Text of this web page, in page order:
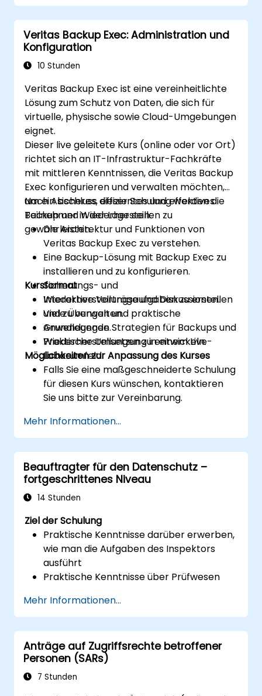
Veritas Backup Exec: Administration und
Konfiguration
10 Stunden
Veritas Backup Exec ist eine vereinheitlichte
Lösung zum Schutz von Daten, die sich für
virtuelle, physische sowie Cloud-Umgebungen
eignet.
Dieser live geleitete Kurs (online oder vor Ort)
richtet sich an IT-Infrastruktur-Fachkräfte
mit mittleren Kenntnissen, die Veritas Backup
Exec konfigurieren und verwalten möchten,
um ein sicheres, effizientes und effektives
Backup und Wiederherstellen zu
gewährleisten.
Nach Abschluss dieser Schulung werden die
Teilnehmer in der Lage sein:
Die Architektur und Funktionen von
Veritas Backup Exec zu verstehen.
Eine Backup-Lösung mit Backup Exec zu
installieren und zu konfigurieren.
Sicherungs- und
Wiederherstellungsaufgaben zu erstellen
und zu verwalten.
Grundlegende Strategien für Backups und
Wiederherstellungen zu entwickeln.
Kursformat
Interaktive Vorträge und Diskussionen.
Viele Übungen und praktische
Anwendungen.
Praktische Umsetzung in einem Live-
Laborumfeld.
Möglichkeiten zur Anpassung des Kurses
Falls Sie eine maßgeschneiderte Schulung
für diesen Kurs wünschen, kontaktieren
Sie uns bitte zur Vereinbarung.
Mehr Informationen...
Beauftragter für den Datenschutz –
fortgeschrittenes Niveau
14 Stunden
Ziel der Schulung
Praktische Kenntnisse darüber erwerben,
wie man die Aufgaben des Inspektors
ausführt
Praktische Kenntnisse über Prüfwesen
Praktische Kenntnisse zu den neuen
Regeln für die Verarbeitung
personenbezogener Daten erhalten
Mehr Informationen...
Anträge auf Zugriffsrechte betroffener
Personen (SARs)
7 Stunden